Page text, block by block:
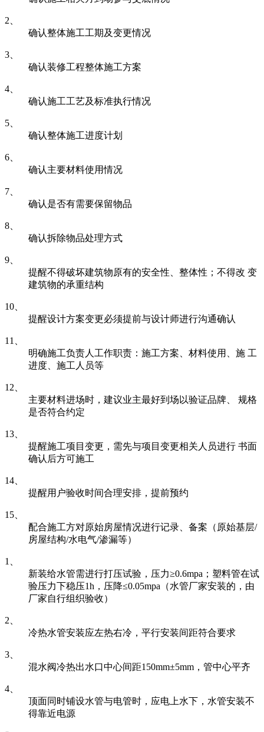
2、
确认整体施工工期及变更情况
3、
确认装修工程整体施工方案
4、
确认施工工艺及标准执行情况
5、
确认整体施工进度计划
6、
确认主要材料使用情况
7、
确认是否有需要保留物品
8、
确认拆除物品处理方式
9、
提醒不得破坏建筑物原有的安全性、整体性；不得改 变
建筑物的承重结构
10、
提醒设计方案变更必须提前与设计师进行沟通确认
11、
明确施工负责人工作职责：施工方案、材料使用、施 工
进度、施工人员等
12、
主要材料进场时，建议业主最好到场以验证品牌、 规格
是否符合约定
13、
提醒施工项目变更，需先与项目变更相关人员进行 书面
确认后方可施工
14、
提醒用户验收时间合理安排，提前预约
15、
配合施工方对原始房屋情况进行记录、备案（原始基层/
房屋结构/水电气/渗漏等）
1、
新装给水管需进行打压试验，压力≥0.6mpa；塑料管在试
验压力下稳压1h，压降≤0.05mpa（水管厂家安装的，由
厂家自行组织验收）
2、
冷热水管安装应左热右冷，平行安装间距符合要求
3、
混水阀冷热出水口中心间距150mm±5mm，管中心平齐
4、
顶面同时铺设水管与电管时，应电上水下，水管安装不
得靠近电源